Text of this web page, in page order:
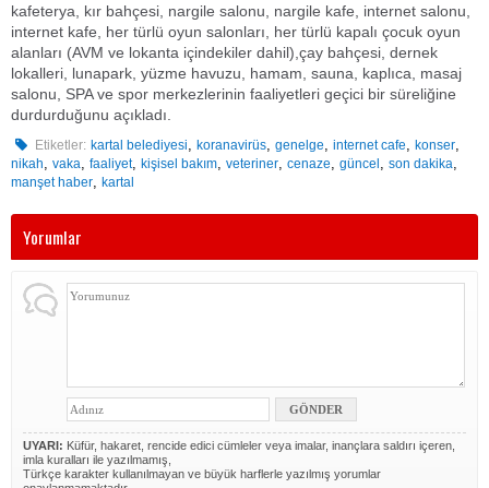
kafeterya, kır bahçesi, nargile salonu, nargile kafe, internet salonu,
internet kafe, her türlü oyun salonları, her türlü kapalı çocuk oyun
alanları (AVM ve lokanta içindekiler dahil),çay bahçesi, dernek
lokalleri, lunapark, yüzme havuzu, hamam, sauna, kaplıca, masaj
salonu, SPA ve spor merkezlerinin faaliyetleri geçici bir süreliğine
durdurduğunu açıkladı.
Etiketler: kartal belediyesi,koranavirüs,genelge,internet cafe,konser,
nikah, vaka, faaliyet, kişisel bakım, veteriner, cenaze, güncel , son dakika,
manşet haber, kartal
Yorumlar
UYARI: Küfür, hakaret, rencide edici cümleler veya imalar, inançlara saldırı içeren,
imla kuralları ile yazılmamış,
Türkçe karakter kullanılmayan ve büyük harflerle yazılmış yorumlar